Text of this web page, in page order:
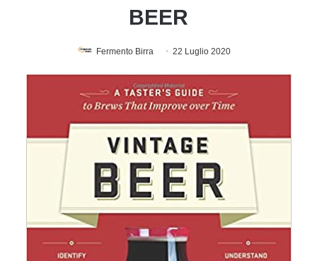
BEER
Fermento Birra 22 Luglio 2020